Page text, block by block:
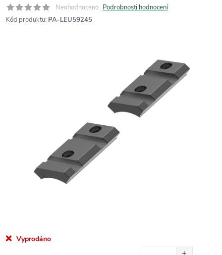
Neohodnoceno Podrobnosti hodnocení
Kód produktu: PA-LEU59245
Vyprodáno